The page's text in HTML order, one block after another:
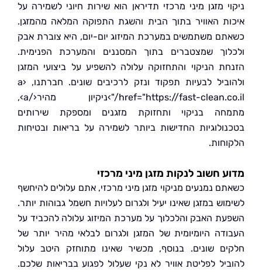
מזגן מיני מרכזי תדיראן הוא שירות חיוני לשמירה על
האוויר בתוך הבית והשגת התפוקה המלאה מהמזגן.
משתמשים במערכת המיזוג יום-יום, היא צוברת אבק
שמצטברים בתוך המסננים והמערכת הפנימית.
הניקוי והתחזוקה עלולה להשפיע על ביצועי המזגן
ולהוביל לבעיות תפקוד ונזק לרכיבים שונים. חברתנו, ‹a
href="https://fast-clean.co.il/"›ניקיון מהיר‹/a›,
בניקוי ותחזוקת מזגנים ומספקת שירותים
החדישות ביותר לשמירה על בריאות ובטיחות
חשוב לנקות מזגן מיני מרכזי
נמנעים מניקוי מזגן מיני מרכזי, אתם עלולים להיחשף
במזגן שאינו יעיל ולגרום לעלויות חשמל גבוהות יותר.
האבק והלכלוך על מערכת המיזוג עלולה להכביד על
היומיומית של המזגן ולגרום לבלאי מהיר יותר של
שונים. בנוסף, מכשיר שאינו מתוחזק היטב עלול
לפליטת אוויר לא נקי שעלול לפגוע בבריאות שלכם.